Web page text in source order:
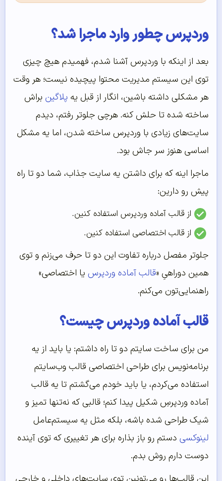
وردپرس چطور وارد ماجرا شد؟
بعد از اینکه با وردپرس آشنا شدم، فهمیدم هیچ چیزی
توی این سیستم مدیریت محتوا پیچیده نیست؛ هر وقت
هر مشکلی داشته باشین، انگار از قبل یه پلاگین براش
ساخته شده تا حلش کنه. هرچی جلوتر رفتم، دیدم
سایت‌های زیادی با وردپرس ساخته شدن، اما یه مشکل
اساسی هنوز سر جاش بود.
ماجرا اینه که برای داشتن یه سایت جذاب، شما دو تا راه
پیش رو دارین:
از قالب آماده وردپرس استفاده کنین.
از قالب اختصاصی استفاده کنین.
جلوتر مفصل درباره تفاوت این دو تا حرف می‌زنم و توی
همین دوراهیِ «قالب آماده وردپرس یا اختصاصی»
راهنمایی‌تون می‌کنم.
قالب آماده وردپرس چیست؟
من برای ساخت سایتم دو تا راه داشتم: یا باید از یه
برنامه‌نویس برای طراحی اختصاصی قالب وب‌سایتم
استفاده می‌کردم، یا باید خودم می‌گشتم تا یه قالب
آماده وردپرسِ شکیل پیدا کنم؛ قالبی که نه‌تنها تمیز و
شیک طراحی شده باشه، بلکه مثل یه سیستم‌عامل
لینوکسی دستم رو باز بذاره برای هر تغییری که توی آینده
دوست دارم روش بدم.